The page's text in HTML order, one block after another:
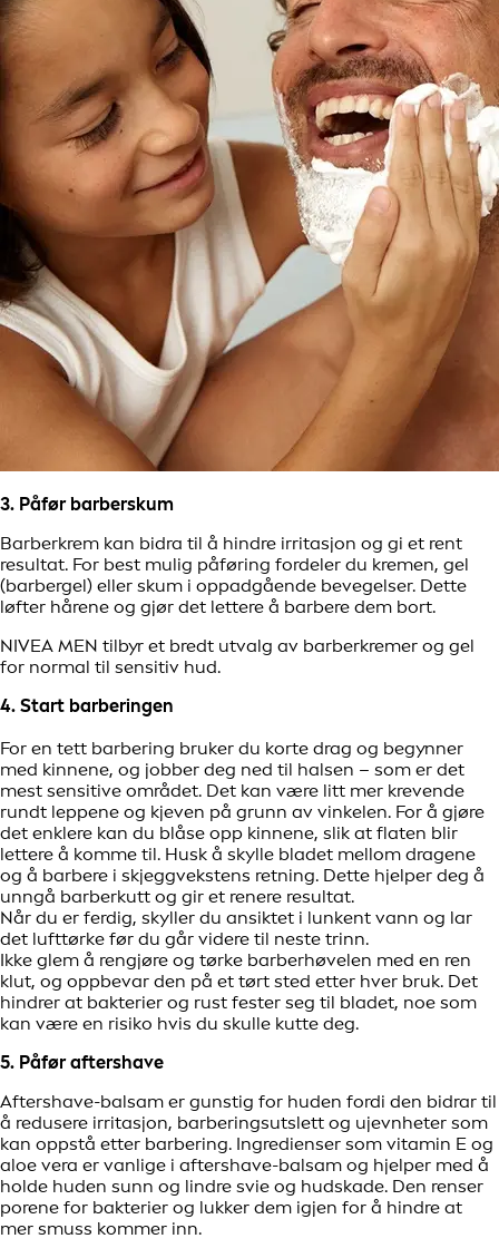
3. Påfør barberskum
Barberkrem kan bidra til å hindre irritasjon og gi et rent
resultat. For best mulig påføring fordeler du kremen, gel
(barbergel) eller skum i oppadgående bevegelser. Dette
løfter hårene og gjør det lettere å barbere dem bort.
NIVEA MEN tilbyr et bredt utvalg av barberkremer og gel
for normal til sensitiv hud.
4. Start barberingen
For en tett barbering bruker du korte drag og begynner
med kinnene, og jobber deg ned til halsen – som er det
mest sensitive området. Det kan være litt mer krevende
rundt leppene og kjeven på grunn av vinkelen. For å gjøre
det enklere kan du blåse opp kinnene, slik at flaten blir
lettere å komme til. Husk å skylle bladet mellom dragene
og å barbere i skjeggvekstens retning. Dette hjelper deg å
unngå barberkutt og gir et renere resultat.
Når du er ferdig, skyller du ansiktet i lunkent vann og lar
det lufttørke før du går videre til neste trinn.
Ikke glem å rengjøre og tørke barberhøvelen med en ren
klut, og oppbevar den på et tørt sted etter hver bruk. Det
hindrer at bakterier og rust fester seg til bladet, noe som
kan være en risiko hvis du skulle kutte deg.
5. Påfør aftershave
Aftershave-balsam er gunstig for huden fordi den bidrar til
å redusere irritasjon, barberingsutslett og ujevnheter som
kan oppstå etter barbering. Ingredienser som vitamin E og
aloe vera er vanlige i aftershave-balsam og hjelper med å
holde huden sunn og lindre svie og hudskade. Den renser
porene for bakterier og lukker dem igjen for å hindre at
mer smuss kommer inn.